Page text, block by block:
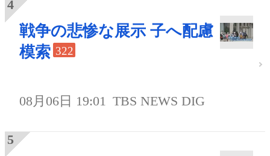
戦争の悲惨な展示 子へ配慮
模索 322
08月06日 19:01 TBS NEWS DIG